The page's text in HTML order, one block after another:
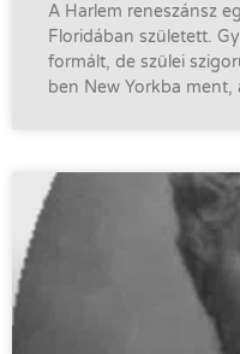
A Harlem reneszánsz
Floridában született.
formált, de szülei
ben New Yorkba ment,